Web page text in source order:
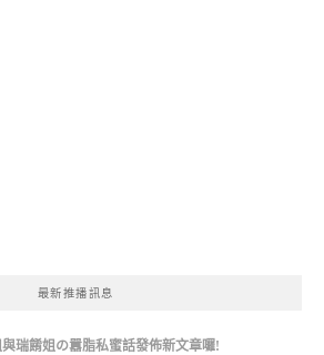
最新推播訊息
瑞餚姐の囂脂私蜜話發佈新文章囉!